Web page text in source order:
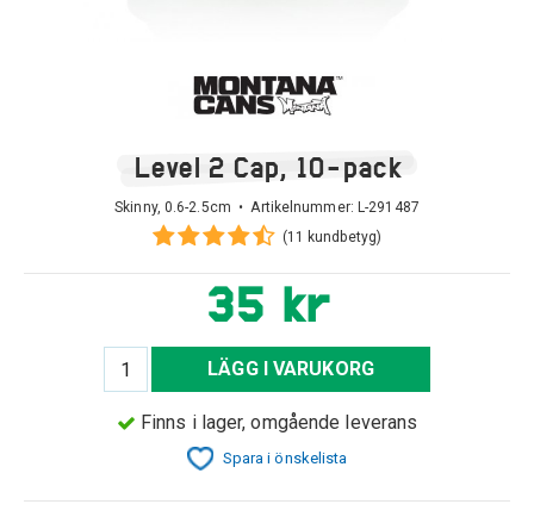
Level 2 Cap, 10-pack
Skinny, 0.6-2.5cm • Artikelnummer: L-291487
(11 kundbetyg)
35 kr
LÄGG I VARUKORG
Finns i lager, omgående leverans
Spara i önskelista